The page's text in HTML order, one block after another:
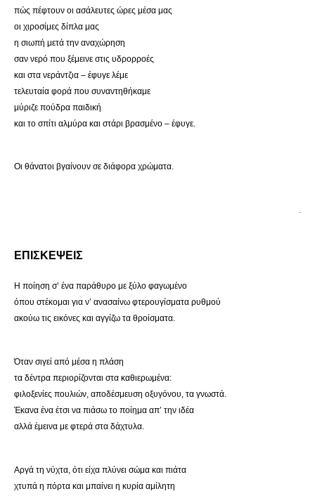
πώς πέφτουν οι ασάλευτες ώρες μέσα μας
οι χιροσίμες δίπλα μας
η σιωπή μετά την αναχώρηση
σαν νερό που ξέμεινε στις υδρορροές
και στα νεράντζια – έφυγε λέμε
τελευταία φορά που συναντηθήκαμε
μύριζε πούδρα παιδική
και το σπίτι αλμύρα και στάρι βρασμένο – έφυγε.
Οι θάνατοι βγαίνουν σε διάφορα χρώματα.
.
ΕΠΙΣΚΕΨΕΙΣ
Η ποίηση σ’ ένα παράθυρο με ξύλο φαγωμένο
όπου στέκομαι για ν’ ανασαίνω φτερουγίσματα ρυθμού
ακούω τις εικόνες και αγγίζω τα θροίσματα.
Όταν σιγεί από μέσα η πλάση
τα δέντρα περιορίζονται στα καθιερωμένα:
φιλοξενίες πουλιών, αποδέσμευση οξυγόνου, τα γνωστά.
Έκανα ένα έτσι να πιάσω το ποίημα απ’ την ιδέα
αλλά έμεινα με φτερά στα δάχτυλα.
Αργά τη νύχτα, ότι είχα πλύνει σώμα και πιάτα
χτυπά η πόρτα και μπαίνει η κυρία αμίλητη